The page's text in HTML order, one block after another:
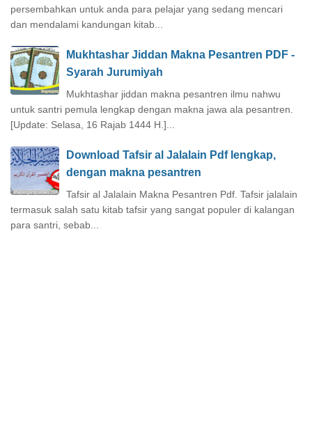
persembahkan untuk anda para pelajar yang sedang mencari
dan mendalami kandungan kitab...
Mukhtashar Jiddan Makna Pesantren PDF -
Syarah Jurumiyah
Mukhtashar jiddan makna pesantren ilmu nahwu
untuk santri pemula lengkap dengan makna jawa ala pesantren.
[Update: Selasa, 16 Rajab 1444 H.]...
Download Tafsir al Jalalain Pdf lengkap,
dengan makna pesantren
Tafsir al Jalalain Makna Pesantren Pdf. Tafsir jalalain
termasuk salah satu kitab tafsir yang sangat populer di kalangan
para santri, sebab...